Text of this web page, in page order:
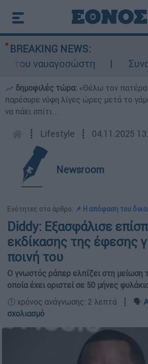
BREAKING NEWS:
ναυαγοσώστη
δημοφιλές τώρα: «Θέλω τον πατέρα
παρέσυρε νύφη λίγες ώρες μετά το
να πάει σπίτι...
┋ Lifestyle ┋ 04.11.2025
Newsroom
Ενότητες στο άρθρο: 📌 Η απόφαση του
Diddy: Εξασφάλισε
εκδίκασης της έφεσης
ποινή του
Ο γνωστός ράπερ ελπίζει στη μείωση
οποία έχει οριστεί σε 50 μήνες
🕛 χρόνος ανάγνωσης: 2 λεπτά ┋ 🗣️
σχολιασμό